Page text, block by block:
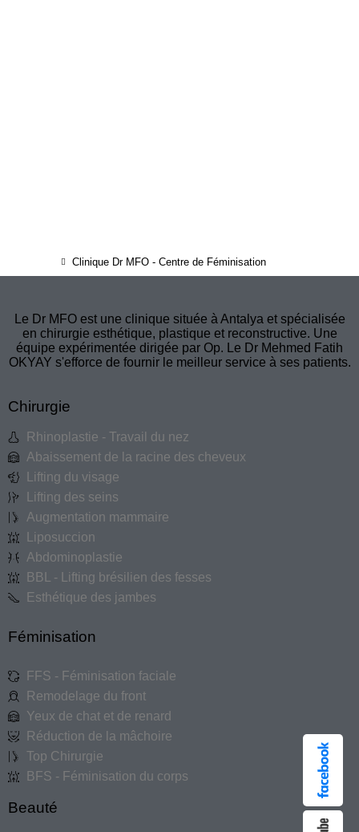
Clinique Dr MFO - Centre de Féminisation
Le Dr MFO est une clinique située à Antalya et spécialisée
en chirurgie esthétique, plastique et reconstructive. Une
équipe expérimentée dirigée par Op. Le Dr Mehmed Fatih
OKYAY s'efforce de fournir le meilleur service à ses patients.
Chirurgie
Rhinoplastie - Travail du nez
Abaissement de la racine des cheveux
Lifting du visage
Lifting des seins
Augmentation mammaire
Liposuccion
Abdominoplastie
BBL - Lifting brésilien des fesses
Esthétique des jambes
Féminisation
FFS - Féminisation faciale
Remodelage du front
Yeux de chat et de renard
Réduction de la mâchoire
Top Chirurgie
BFS - Féminisation du corps
Beauté